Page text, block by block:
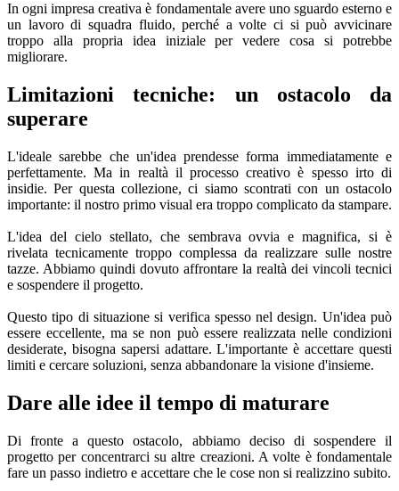
In ogni impresa creativa è fondamentale avere uno sguardo esterno e
un lavoro di squadra fluido, perché a volte ci si può avvicinare
troppo alla propria idea iniziale per vedere cosa si potrebbe
migliorare.
Limitazioni tecniche: un ostacolo da
superare
L'ideale sarebbe che un'idea prendesse forma immediatamente e
perfettamente. Ma in realtà il processo creativo è spesso irto di
insidie. Per questa collezione, ci siamo scontrati con un ostacolo
importante: il nostro primo visual era troppo complicato da stampare.
L'idea del cielo stellato, che sembrava ovvia e magnifica, si è
rivelata tecnicamente troppo complessa da realizzare sulle nostre
tazze. Abbiamo quindi dovuto affrontare la realtà dei vincoli tecnici
e sospendere il progetto.
Questo tipo di situazione si verifica spesso nel design. Un'idea può
essere eccellente, ma se non può essere realizzata nelle condizioni
desiderate, bisogna sapersi adattare. L'importante è accettare questi
limiti e cercare soluzioni, senza abbandonare la visione d'insieme.
Dare alle idee il tempo di maturare
Di fronte a questo ostacolo, abbiamo deciso di sospendere il
progetto per concentrarci su altre creazioni. A volte è fondamentale
fare un passo indietro e accettare che le cose non si realizzino subito.